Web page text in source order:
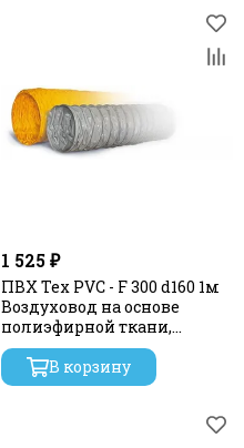
1 525 ₽
ПВХ Tex PVC - F 300 d160 1м
Воздуховод на основе
полиэфирной ткани,
пропитанной
В корзину